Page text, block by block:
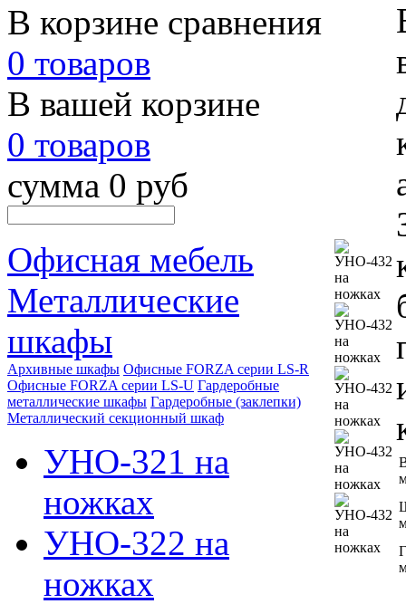
В корзине сравнения
0 товаров
В вашей корзине
0 товаров
сумма 0 руб
Офисная мебель
Металлические
шкафы
Архивные шкафы Офисные FORZA серии LS-R
Офисные FORZA серии LS-U Гардеробные
металлические шкафы Гардеробные (заклепки)
Металлический секционный шкаф
УНО-321 на
ножках
УНО-322 на
ножках